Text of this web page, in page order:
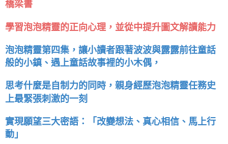
橋梁書
學習泡泡精靈的正向心理，並從中提升圖文解讀能力
泡泡精靈第四集，讓小讀者跟著波波與露露前往童話
般的小鎮、遇上童話故事裡的小木偶，
思考什麼是自制力的同時，親身經歷泡泡精靈任務史
上最緊張刺激的一刻
實現願望三大密語：「改變想法、真心相信、馬上行
動」